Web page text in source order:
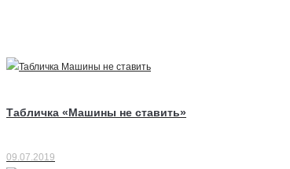
Табличка «Машины не ставить»
09.07.2019